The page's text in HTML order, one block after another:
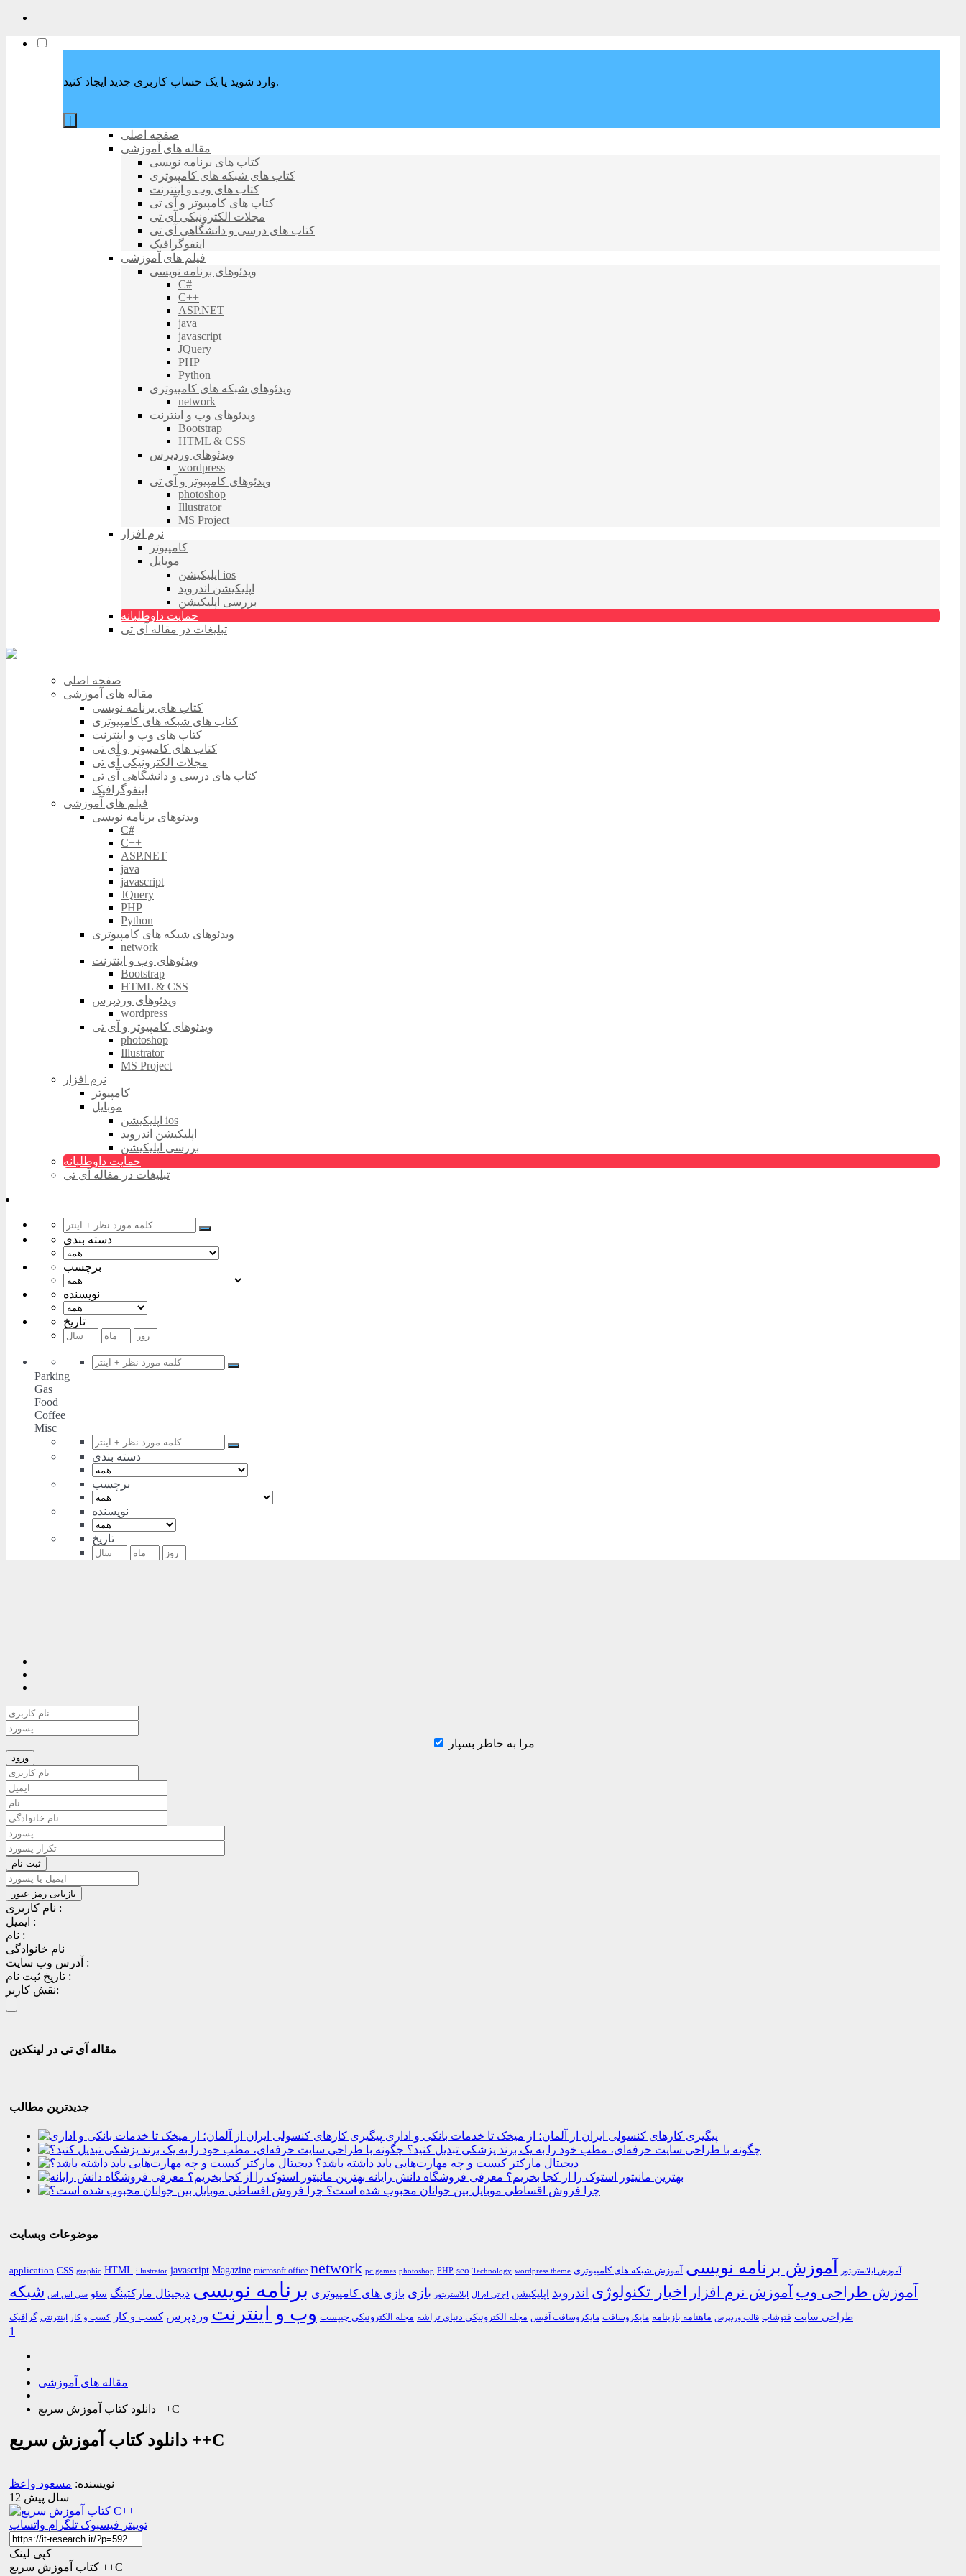
وارد شوید یا یک حساب کاربری جدید ایجاد کنید.
صفحه اصلی
مقاله های آموزشی
کتاب های برنامه نویسی
کتاب های شبکه های کامپیوتری
کتاب های وب و اینترنت
کتاب های کامپیوتر و آی تی
مجلات الکترونیکی آی تی
کتاب های درسی و دانشگاهی آی تی
اینفوگرافیک
فیلم های آموزشی
ویدئوهای برنامه نویسی
C#
C++
ASP.NET
java
javascript
JQuery
PHP
Python
ویدئوهای شبکه های کامپیوتری
network
ویدئوهای وب و اینترنت
Bootstrap
HTML & CSS
ویدئوهای وردپرس
wordpress
ویدئوهای کامپیوتر و آی تی
photoshop
Illustrator
MS Project
نرم افزار
کامپیوتر
موبایل
اپلیکیشن ios
اپلیکیشن اندروید
بررسی اپلیکیشن
حمایت داوطلبانه
تبلیغات در مقاله آی تی
صفحه اصلی
مقاله های آموزشی
کتاب های برنامه نویسی
کتاب های شبکه های کامپیوتری
کتاب های وب و اینترنت
کتاب های کامپیوتر و آی تی
مجلات الکترونیکی آی تی
کتاب های درسی و دانشگاهی آی تی
اینفوگرافیک
فیلم های آموزشی
ویدئوهای برنامه نویسی
C#
C++
ASP.NET
java
javascript
JQuery
PHP
Python
ویدئوهای شبکه های کامپیوتری
network
ویدئوهای وب و اینترنت
Bootstrap
HTML & CSS
ویدئوهای وردپرس
wordpress
ویدئوهای کامپیوتر و آی تی
photoshop
Illustrator
MS Project
نرم افزار
کامپیوتر
موبایل
اپلیکیشن ios
اپلیکیشن اندروید
بررسی اپلیکیشن
حمایت داوطلبانه
تبلیغات در مقاله آی تی
دسته بندی
برچسب
نویسنده
تاریخ
Parking
Gas
Food
Coffee
Misc
دسته بندی
برچسب
نویسنده
تاریخ
مرا به خاطر بسپار
نام کاربری :
ایمیل :
نام :
نام خانوادگی
آدرس وب سایت :
تاریخ ثبت نام :
نقش کاربر:
مقاله آی تی در لینکدین
جدیدترین مطالب
پیگیری کارهای کنسولی ایران از آلمان؛ از میخک تا خدمات بانکی و اداری
چگونه با طراحی سایت حرفه‌ای، مطب خود را به یک برند پزشکی تبدیل کنید؟
دیجیتال مارکتر کیست و چه مهارت‌هایی باید داشته باشد؟
بهترین مانیتور استوک را از کجا بخریم؟ معرفی فروشگاه دانش رایانه
چرا فروش اقساطی موبایل بین جوانان محبوب شده است؟
موضوعات وبسایت
application CSS graphic HTML illustrator javascript Magazine microsoft office network pc games photoshop PHP seo Technology wordpress theme آموزش ایلاستریتور آموزش برنامه نویسی آموزش شبکه های کامپیوتری
آموزش طراحی وب آموزش نرم افزار اخبار تکنولوژی اندروید اپلیکیشن اچ تی ام ال ایلاستریتور بازی بازی های کامپیوتری برنامه نویسی دیجیتال مارکتینگ سئو سی اس اس شبکه
طراحی سایت فتوشاپ قالب وردپرس ماهنامه بازینامه مایکروسافت مایکروسافت آفیس مجله الکترونیکی دنیای تراشه مجله الکترونیکی چیپست وب و اینترنت وردپرس کسب و کار کسب و کار اینترنتی گرافیک
1
مقاله های آموزشی
دانلود کتاب آموزش سریع ++C
دانلود کتاب آموزش سریع ++C
نویسنده: مسعود واعظ
12 سال پیش
توییتر فیسبوک تلگرام واتساپ
کپی لینک
کتاب آموزش سریع ++C